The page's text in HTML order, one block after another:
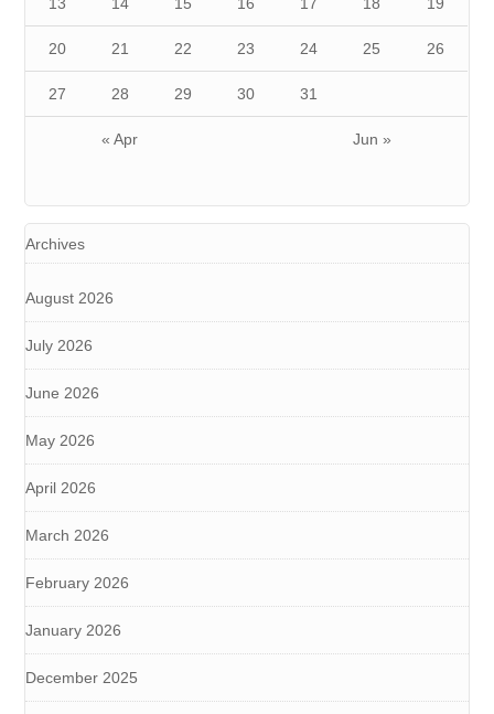
« Apr Jun »
20 21 22 23 24 25 26
27 28 29 30 31
Archives
August 2026
July 2026
June 2026
May 2026
April 2026
March 2026
February 2026
January 2026
December 2025